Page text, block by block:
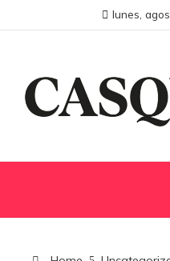
lunes,